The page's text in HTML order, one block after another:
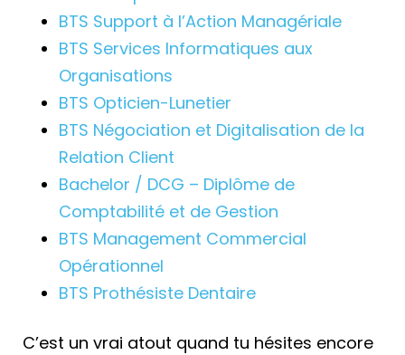
BTS Support à l’Action Managériale
BTS Services Informatiques aux
Organisations
BTS Opticien-Lunetier
BTS Négociation et Digitalisation de la
Relation Client
Bachelor / DCG – Diplôme de
Comptabilité et de Gestion
BTS Management Commercial
Opérationnel
BTS Prothésiste Dentaire
C’est un vrai atout quand tu hésites encore